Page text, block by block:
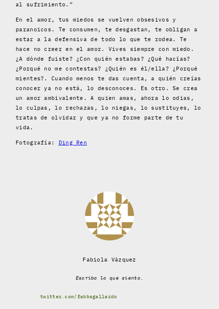
al sufrimiento.”
En el amor, tus miedos se vuelven obsesivos y
paranoicos. Te consumen, te desgastan, te obligan a
estar a la defensiva de todo lo que te rodea. Te
hace no creer en el amor. Vives siempre con miedo.
¿A dónde fuiste? ¿Con quién estabas? ¿Qué hacías?
¿Porqué no me contestas? ¿Quién es él/ella? ¿Porqué
mientes?. Cuando menos te das cuenta, a quién creías
conocer ya no está, lo desconoces. Es otro. Se crea
un amor ambivalente. A quien amas, ahora lo odias,
lo culpas, lo rechazas, lo niegas, lo sustituyes, lo
tratas de olvidar y que ya no forme parte de tu
vida.
Fotografía: Ding Ren
Fabiola Vázquez
Escribo lo que siento.
twitter.com/fabbsgallardo